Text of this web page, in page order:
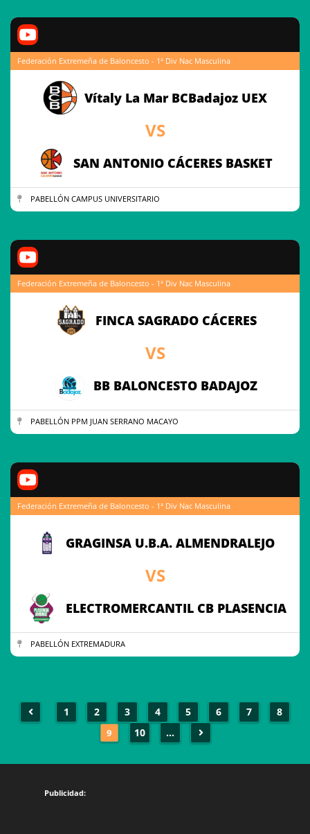
Federación Extremeña de Baloncesto - 1ª Div Nac Masculina
Vítaly La Mar BCBadajoz UEX
VS
SAN ANTONIO CÁCERES BASKET
PABELLÓN CAMPUS UNIVERSITARIO
Federación Extremeña de Baloncesto - 1ª Div Nac Masculina
FINCA SAGRADO CÁCERES
VS
BB BALONCESTO BADAJOZ
PABELLÓN PPM JUAN SERRANO MACAYO
Federación Extremeña de Baloncesto - 1ª Div Nac Masculina
GRAGINSA U.B.A. ALMENDRALEJO
VS
ELECTROMERCANTIL CB PLASENCIA
PABELLÓN EXTREMADURA
1 2 3 4 5 6 7 8
9 10 ...